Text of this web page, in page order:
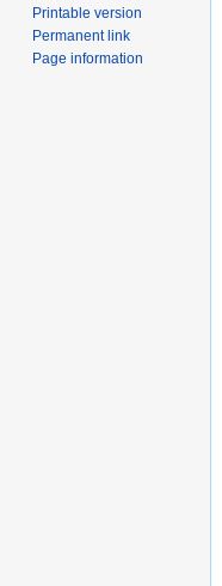
Printable version
Permanent link
Page information